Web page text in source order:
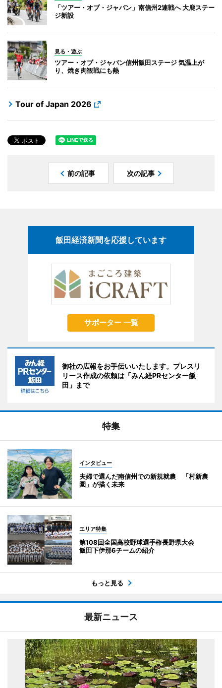
「ツアー・オブ・ジャパン」南信州2連戦へ 大鹿ステー
ジ新設
見る・遊ぶ
ツアー・オブ・ジャパン信州飯田ステージ 気温上が
り、焼き肉観戦にも熱
Tour of Japan 2026
前の記事 次の記事
飯田経済新聞を応援しています
サポーター 一覧
御社の広報をお手伝いいたします。プレスリ
リース作成の依頼は「みん経PRセンター飯
田」まで
特集
インタビュー
夫婦で選んだ南信州での新規就農 「村新農
園」が描く未来
エリア特集
第108回全国高校野球選手権長野県大会
飯田下伊那6チームの紹介
もっと見る
最新ニュース